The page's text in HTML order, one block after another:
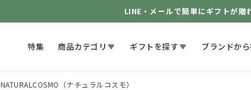
LINE・メールで簡単にギフトが贈
特集 商品カテゴリ ギフトを探す ブランドか
NATURALCOSMO（ナチュラルコスモ）